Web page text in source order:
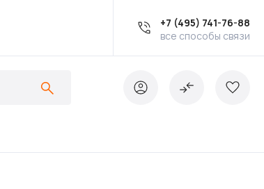
+7 (495) 741-76-88
все способы связи